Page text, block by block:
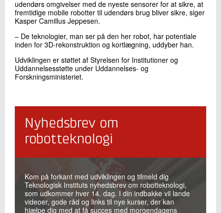
udendørs omgivelser med de nyeste sensorer for at sikre, at
fremtidige mobile robotter til udendørs brug bliver sikre, siger
Kasper Camillus Jeppesen.
‒ De teknologier, man ser på den her robot, har potentiale
inden for 3D-rekonstruktion og kortlægning, uddyber han.
Udviklingen er støttet af Styrelsen for Institutioner og
Uddannelsesstøtte under Uddannelses- og
Forskningsministeriet.
Nyhedsbrev om
robotteknologi
Kom på forkant med udviklingen og tilmeld dig
Teknologisk Instituts nyhedsbrev om robotteknologi,
som udkommer hver 14. dag. I din indbakke vil lande
videoer, gode råd og links til nye kurser, der kan
hjælpe dig med at få succes med morgendagens